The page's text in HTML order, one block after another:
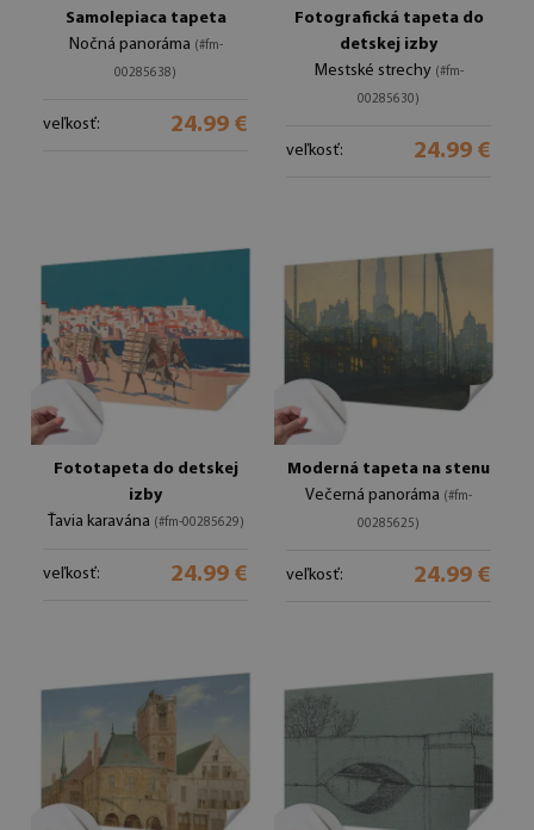
Samolepiaca tapeta
Nočná panoráma (#fm-
00285638)
veľkosť: 24.99 €
Fotografická tapeta do
detskej izby
Mestské strechy (#fm-
00285630)
veľkosť: 24.99 €
Fototapeta do detskej
izby
Ťavia karavána (#fm-00285629)
veľkosť: 24.99 €
Moderná tapeta na stenu
Večerná panoráma (#fm-
00285625)
veľkosť: 24.99 €